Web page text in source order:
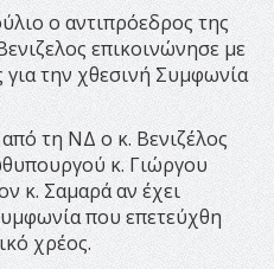
ο αντιπρόεδρος της
επικοινώνησε με
την χθεσινή Συμφωνία
τη ΝΔ ο κ. Βενιζέλος
κ. Γιώργου
κ. Σαμαρά αν έχει
που επετεύχθη
χρέος.